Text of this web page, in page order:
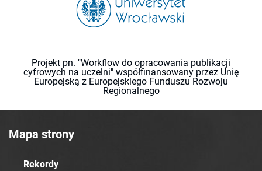
Projekt pn. "Workflow do opracowania publikacji
cyfrowych na uczelni" współfinansowany przez Unię
Europejską z Europejskiego Funduszu Rozwoju
Regionalnego
Mapa strony
Rekordy